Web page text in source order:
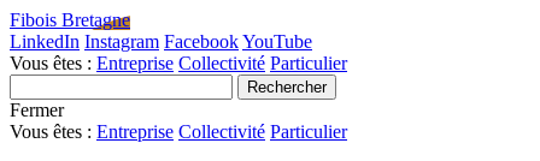
Fibois Bretagne
LinkedIn Instagram FacebookYouTube
Vous êtes : Entreprise Collectivité Particulier
Fermer
Vous êtes : Entreprise Collectivité Particulier